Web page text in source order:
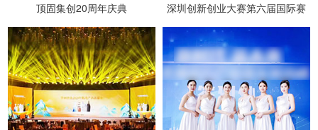
顶固集创20周年庆典 深圳创新创业大赛第六届国际赛